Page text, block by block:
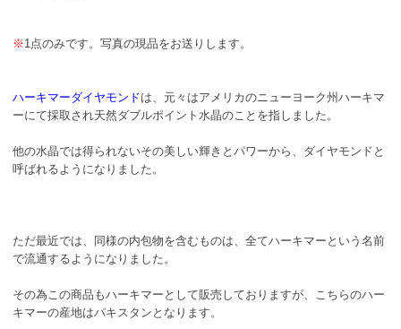
※ 1点のみです。写真の現品をお送りします。
ハーキマーダイヤモンドは、元々はアメリカのニューヨーク州ハーキマ
ーにて採取され天然ダブルポイント水晶のことを指しました。
他の水晶では得られないその美しい輝きとパワーから、ダイヤモンドと
呼ばれるようになりました。
ただ最近では、同様の内包物を含むものは、全てハーキマーという名前
で流通するようになりました。
その為この商品もハーキマーとして販売しておりますが、こちらのハー
キマーの産地はパキスタンとなります。